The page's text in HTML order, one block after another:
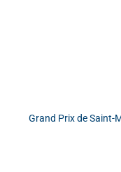
Grand Prix de Saint-